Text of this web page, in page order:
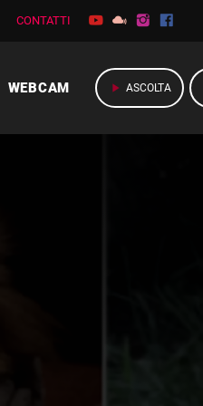
CONTATTI
WEBCAM play_arrow ASCOLTA